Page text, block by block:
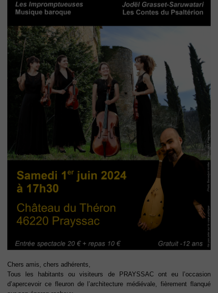
Chers amis, chers adhérents,
Tous les habitants ou visiteurs de PRAYSSAC ont eu l’occasion
d’apercevoir ce fleuron de l’architecture médiévale, fièrement flanqué